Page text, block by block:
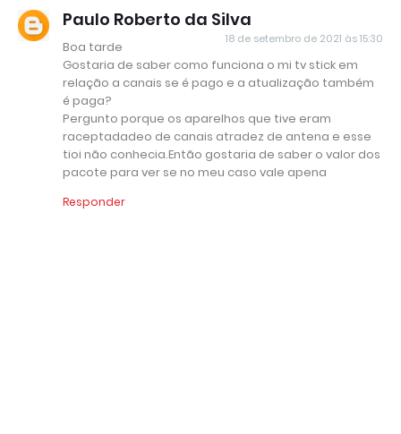
Paulo Roberto da Silva
18 de setembro de 2021 às 15:30
Boa tarde
Gostaria de saber como funciona o mi tv stick em
relação a canais se é pago e a atualização também
é paga?
Pergunto porque os aparelhos que tive eram
raceptadadeo de canais atradez de antena e esse
tioi não conhecia.Então gostaria de saber o valor dos
pacote para ver se no meu caso vale apena
Responder